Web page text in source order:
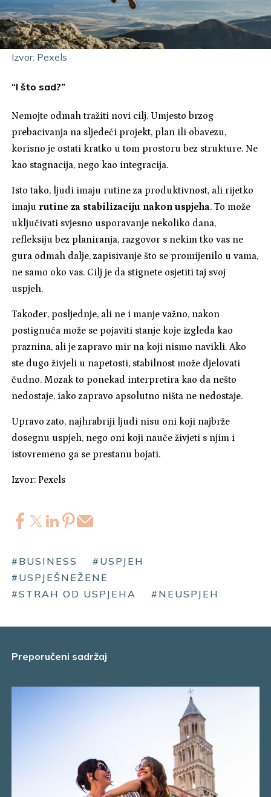
Izvor: Pexels
“I što sad?”
Nemojte odmah tražiti novi cilj. Umjesto brzog
prebacivanja na sljedeći projekt, plan ili obavezu,
korisno je ostati kratko u tom prostoru bez strukture. Ne
kao stagnacija, nego kao integracija.
Isto tako, ljudi imaju rutine za produktivnost, ali rijetko
imaju rutine za stabilizaciju nakon uspjeha. To može
uključivati svjesno usporavanje nekoliko dana,
refleksiju bez planiranja, razgovor s nekim tko vas ne
gura odmah dalje, zapisivanje što se promijenilo u vama,
ne samo oko vas. Cilj je da stignete osjetiti taj svoj
uspjeh.
Također, posljednje, ali ne i manje važno, nakon
postignuća može se pojaviti stanje koje izgleda kao
praznina, ali je zapravo mir na koji nismo navikli. Ako
ste dugo živjeli u napetosti, stabilnost može djelovati
čudno. Mozak to ponekad interpretira kao da nešto
nedostaje, iako zapravo apsolutno ništa ne nedostaje.
Upravo zato, najhrabriji ljudi nisu oni koji najbrže
dosegnu uspjeh, nego oni koji nauče živjeti s njim i
istovremeno ga se prestanu bojati.
Izvor: Pexels
#BUSINESS
#USPJEH
#USPJEŠNEŽENE
#STRAH OD USPJEHA
#NEUSPJEH
Preporučeni sadržaj